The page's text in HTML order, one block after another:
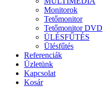
Monitorok
Tetőmonitor
Tetőmonitor DVD
ÜLÉSFŰTÉS
Ülésfűtés
Referenciák
Üzletünk
Kapcsolat
Kosár